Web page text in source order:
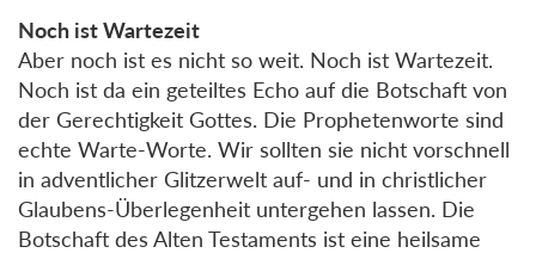
Noch ist Wartezeit
Aber noch ist es nicht so weit. Noch ist Wartezeit.
Noch ist da ein geteiltes Echo auf die Botschaft von
der Gerechtigkeit Gottes. Die Prophetenworte sind
echte Warte-Worte. Wir sollten sie nicht vorschnell
in adventlicher Glitzerwelt auf- und in christlicher
Glaubens-Überlegenheit untergehen lassen. Die
Botschaft des Alten Testaments ist eine heilsame